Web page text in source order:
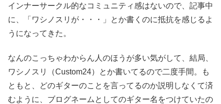
インナーサークル的なコミュニティ感はないので、記事中
に、「ワシノスリが・・・」とか書くのに抵抗を感じるよ
うになってきた。
なんのこっちゃわからん人のほうが多い気がして、結局、
ワシノスリ（Custom24）とか書いてるので二度手間。も
ともと、どのギターのことを言ってるのか説明しなくて済
むように、ブログネームとしてのギター名をつけていたの